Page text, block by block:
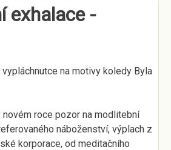
exhalace -
na motivy koledy Byla
roce pozor na modlitební
náboženství, výplach z
korporace, od meditačního